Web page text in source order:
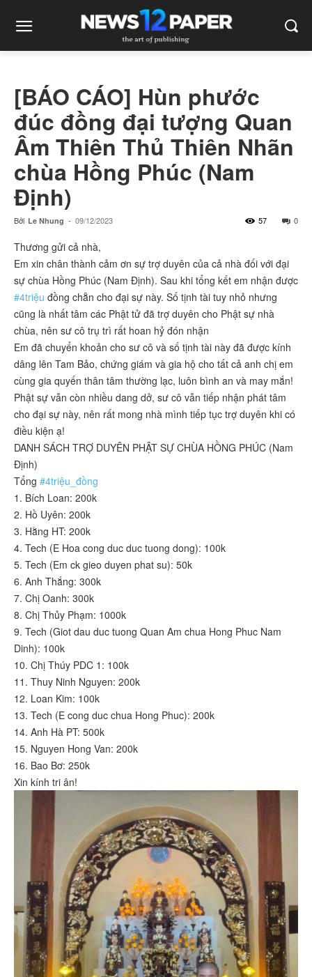
[BÁO CÁO] Hùn phước
đúc đồng đại tượng Quan
Âm Thiên Thủ Thiên Nhãn
chùa Hồng Phúc (Nam
Định)
Bởi Le Nhung - 09/12/2023 0
57
Thương gửi cả nhà,
Em xin chân thành cảm ơn sự trợ duyên của cả nhà đối với đại
sự chùa Hồng Phúc (Nam Định). Sau khi tổng kết em nhận được
#4triệu đồng chẵn cho đại sự này. Số tịnh tài tuy nhỏ nhưng
cũng là nhất tâm các Phật tử đã trợ duyên cho Phật sự nhà
chùa, nên sư cô trụ trì rất hoan hỷ đón nhận
Em đã chuyển khoản cho sư cô và số tịnh tài này đã được kính
dâng lên Tam Bảo, chứng giám và gia hộ cho tất cả anh chị em
cùng gia quyến thân tâm thường lạc, luôn bình an và may mắn!
Phật sự vẫn còn nhiều dang dở, sư cô vẫn tiếp nhận phát tâm
cho đại sự này, nên rất mong nhà mình tiếp tục trợ duyên khi có
điều kiện ạ!
DANH SÁCH TRỢ DUYÊN PHẬT SỰ CHÙA HỒNG PHÚC (Nam
Định)
Tổng #4triệu_đồng
1. Bích Loan: 200k
2. Hồ Uyên: 200k
3. Hằng HT: 200k
4. Tech (E Hoa cong duc duc tuong dong): 100k
5. Tech (Em ck gieo duyen phat su): 50k
6. Anh Thắng: 300k
7. Chị Oanh: 300k
8. Chị Thủy Phạm: 1000k
9. Tech (Giot dau duc tuong Quan Am chua Hong Phuc Nam
Dinh): 100k
10. Chị Thúy PDC 1: 100k
11. Thuy Ninh Nguyen: 200k
12. Loan Kim: 100k
13. Tech (E cong duc chua Hong Phuc): 200k
14. Anh Hà PT: 500k
15. Nguyen Hong Van: 200k
16. Bao Bơ: 250k
Xin kính tri ân!